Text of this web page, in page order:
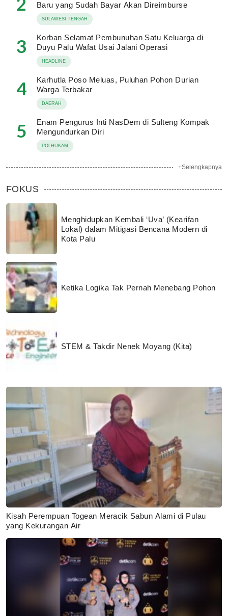
Baru yang Sudah Bayar Akan Direimburse
SULAWESI TENGAH
3
Korban Selamat Pembunuhan Satu Keluarga di
Duyu Palu Wafat Usai Jalani Operasi
HEADLINE
4
Karhutla Poso Meluas, Puluhan Pohon Durian
Warga Terbakar
DAERAH
5
Enam Pengurus Inti NasDem di Sulteng Kompak
Mengundurkan Diri
POLHUKAM
+Selengkapnya
FOKUS
Menghidupkan Kembali ‘Uva’ (Kearifan
Lokal) dalam Mitigasi Bencana Modern di
Kota Palu
Ketika Logika Tak Pernah Menebang Pohon
STEM & Takdir Nenek Moyang (Kita)
Kisah Perempuan Togean Meracik Sabun Alami di Pulau
yang Kekurangan Air